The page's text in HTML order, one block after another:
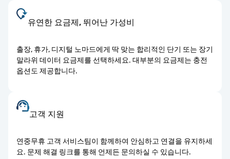
유연한 요금제, 뛰어난 가성비
출장, 휴가, 디지털 노마드에게 딱 맞는 합리적인 단기 또는 장기
말라위 데이터 요금제를 선택하세요. 대부분의 요금제는 충전
옵션도 제공합니다.
고객 지원
연중무휴 고객 서비스팀이 함께하여 안심하고 연결을 유지하세
요. 문제 해결 링크를 통해 언제든 문의하실 수 있습니다.